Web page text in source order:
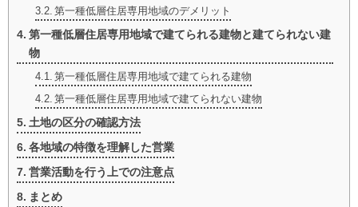
第一種低層住居専用地域のデメリット
第一種低層住居専用地域で建てられる建物と建てられない建
物
第一種低層住居専用地域で建てられる建物
第一種低層住居専用地域で建てられない建物
土地の区分の確認方法
各地域の特徴を理解した営業
営業活動を行う上での注意点
まとめ